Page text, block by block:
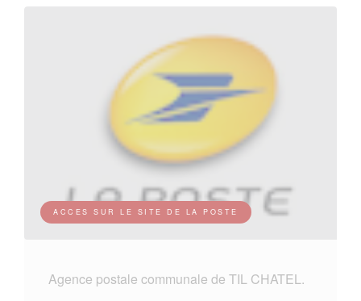
ACCES SUR LE SITE DE LA POSTE
Agence postale communale de TIL CHATEL.